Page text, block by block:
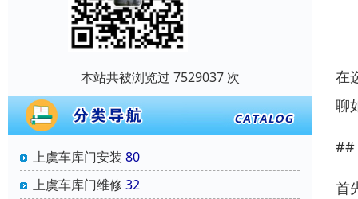
本站共被浏览过 7529037 次
上虞车库门安装 80
上虞车库门维修 32
在
聊
##
首